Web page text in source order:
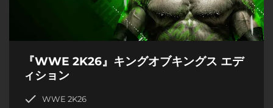
『WWE 2K26』キングオブキングス エデ
ィション
WWE 2K26